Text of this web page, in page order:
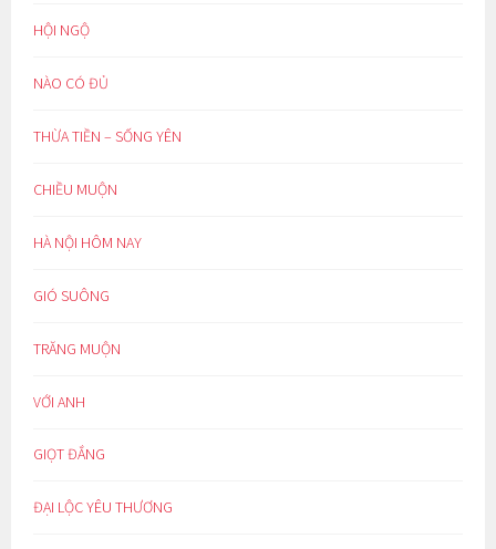
HỘI NGỘ
NÀO CÓ ĐỦ
THỪA TIỀN – SỐNG YÊN
CHIỀU MUỘN
HÀ NỘI HÔM NAY
GIÓ SUÔNG
TRĂNG MUỘN
VỚI ANH
GIỌT ĐẮNG
ĐẠI LỘC YÊU THƯƠNG